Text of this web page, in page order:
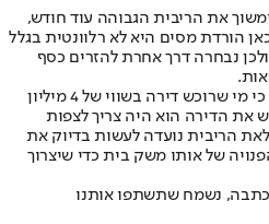
את הריבית הגבוהה עוד חודש,
הורדת מסים היא לא רלוונטית בגלל
נבחרה דרך אחרת להזרים כסף
התהליך הזה סופג ביקורת בעיקר כי מי שרוכש דירה בשווי של 4 מיליון
את הדירה הוא היה צריך לצפות
הריבית נועדה לעשות בדיוק את
של אותו משק בית כדי שיצרוך
נשמח שתשתפו אותנו